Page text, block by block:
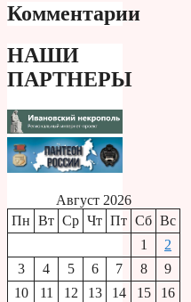
Комментарии
НАШИ
ПАРТНЕРЫ
Август 2026
Пн Вт Ср Чт Пт Сб Вс
1
2
3
4 5 6 7 8
9
10
11 12 13 14 15
16